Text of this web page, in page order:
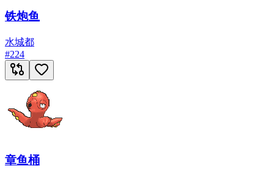
铁炮鱼
水城都
#224
章鱼桶